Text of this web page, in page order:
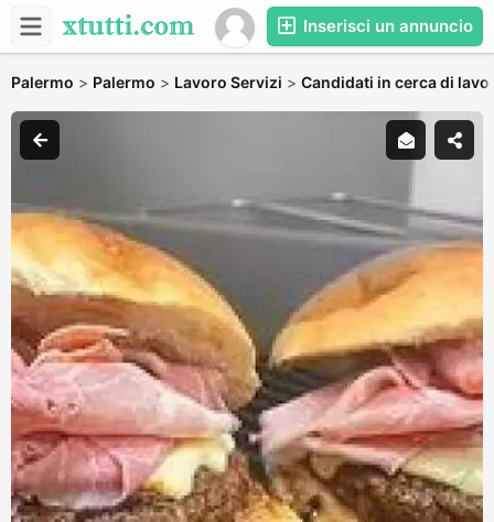
Inserisci un annuncio
Palermo > Palermo > Lavoro Servizi > Candidati in cerca di